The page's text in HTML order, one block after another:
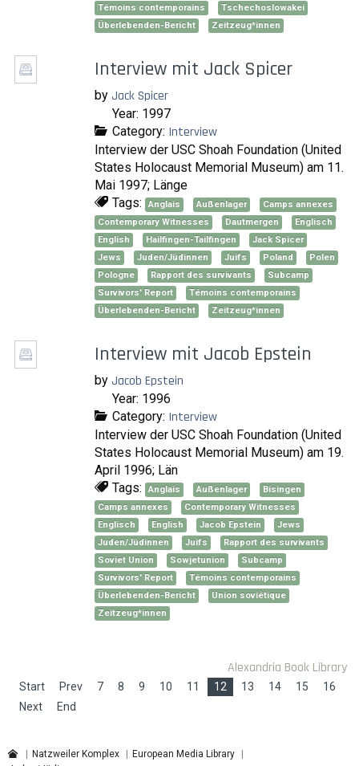
Témoins contemporains
Tschechoslowakei
Überlebenden-Bericht
Zeitzeug*innen
Interview mit Jack Spicer
by Jack Spicer
Year: 1997
Category: Interview
Interview der USC Shoah Foundation (United
States Holocaust Memorial Museum) am 11.
Mai 1997; Länge
Tags:
Anglais Außenlager
Camps annexes
Contemporary Witnesses
Dautmergen
Englisch
English
Hailfingen-Tailfingen
Jack Spicer
Jews
Juden/Jüdinnen Juifs Poland
Polen
Pologne
Rapport des survivants
Subcamp
Survivors' Report
Témoins contemporains
Überlebenden-Bericht
Zeitzeug*innen
Interview mit Jacob Epstein
by Jacob Epstein
Year: 1996
Category: Interview
Interview der USC Shoah Foundation (United
States Holocaust Memorial Museum) am 19.
April 1996; Län
Tags:
Anglais Außenlager
Bisingen
Camps annexes
Contemporary Witnesses
Englisch
English Jacob Epstein
Jews
Juden/Jüdinnen
Juifs
Rapport des survivants
Soviet Union
Sowjetunion
Subcamp
Survivors' Report
Témoins contemporains
Überlebenden-Bericht
Union soviétique
Zeitzeug*innen
Alexandria Book Library
Start Prev 7 8 9 10 11 12 13 14 15
16
Next
End
Natzweiler Komplex
European Media Library